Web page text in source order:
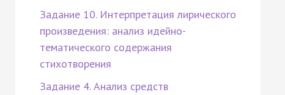
Задание 10. Интерпретация лирического
произведения: анализ идейно-
тематического содержания
стихотворения
Задание 4. Анализ средств